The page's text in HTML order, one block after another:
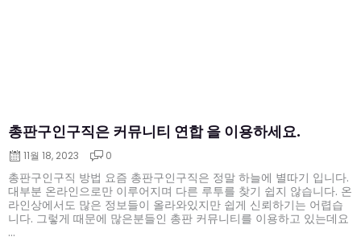
총판구인구직은 커뮤니티 연합 을 이용하세요.
11월 18, 2023 0
총판구인구직 방법 요즘 총판구인구직은 정말 하늘에 별따기 입니다.
대부분 온라인으로만 이루어지며 다른 루투를 찾기 쉽지 않습니다. 온
라인상에서도 많은 정보들이 올라와있지만 쉽게 신뢰하기는 어렵습
니다. 그렇게 때문에 많은분들인 총판 커뮤니티를 이용하고 있는데요
...